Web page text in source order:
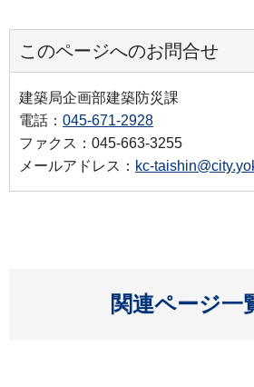
このページへのお問合せ
建築局企画部建築防災課
電話： 045-671-2928
ファクス：045-663-3255
メールアドレス： kc-
関連ページ一
開く